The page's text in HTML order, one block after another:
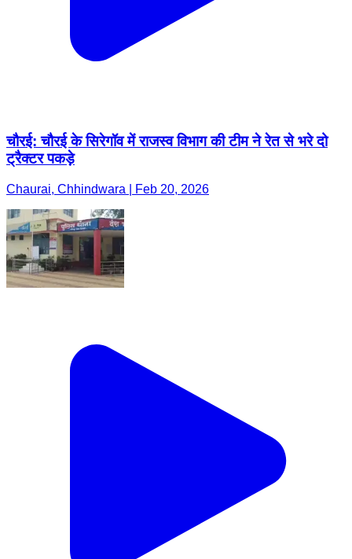
चौरई: चौरई के सिरेगॉव में राजस्व विभाग की टीम ने रेत से भरे दो
ट्रैक्टर पकड़े
Chaurai, Chhindwara | Feb 20, 2026